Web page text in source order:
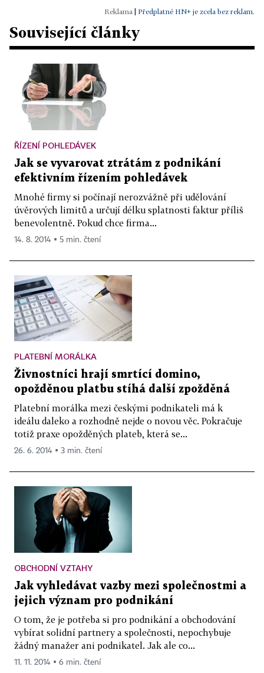
Předplatné HN+ je zcela bez reklam.
Související články
ŘÍZENÍ POHLEDÁVEK
Jak se vyvarovat ztrátám z podnikání
efektivním řízením pohledávek
Mnohé firmy si počínají nerozvážně při udělování
úvěrových limitů a určují délku splatnosti faktur příliš
benevolentně. Pokud chce firma...
14. 8. 2014 ▪ 5 min. čtení
PLATEBNÍ MORÁLKA
Živnostníci hrají smrtící domino,
opožděnou platbu stíhá další zpožděná
Platební morálka mezi českými podnikateli má k
ideálu daleko a rozhodně nejde o novou věc. Pokračuje
totiž praxe opožděných plateb, která se...
26. 6. 2014 ▪ 3 min. čtení
OBCHODNÍ VZTAHY
Jak vyhledávat vazby mezi společnostmi a
jejich význam pro podnikání
O tom, že je potřeba si pro podnikání a obchodování
vybírat solidní partnery a společnosti, nepochybuje
žádný manažer ani podnikatel. Jak ale co...
11. 11. 2014 ▪ 6 min. čtení